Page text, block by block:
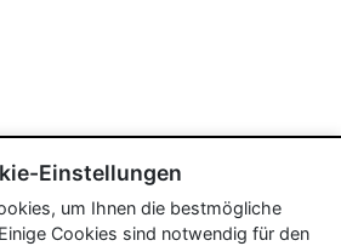
Einstellungen
um Ihnen die bestmögliche
Cookies sind notwendig für den